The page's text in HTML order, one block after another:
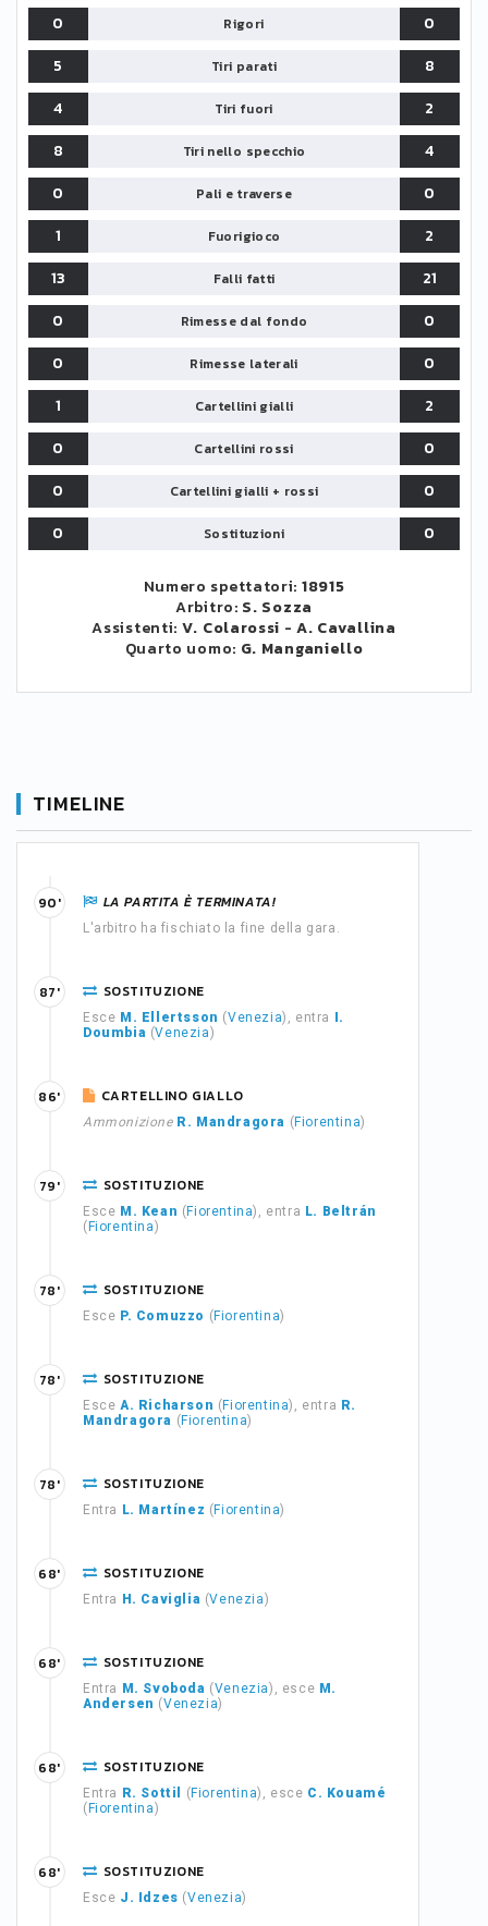
0 Rigori
0
5
Tiri parati
8
4
Tiri fuori
2
8
Tiri nello specchio
4
0
Pali e traverse
0
1
Fuorigioco
2
13
Falli fatti
21
0
Rimesse dal fondo
0
0
Rimesse laterali
0
1
Cartellini gialli
2
0
Cartellini rossi
0
0
Cartellini gialli + rossi
0
0
Sostituzioni 0
Numero spettatori: 18915
Arbitro: S. Sozza
Assistenti: V. Colarossi -A. Cavallina
Quarto uomo: G. Manganiello
TIMELINE
LA PARTITA È TERMINATA!
L'arbitro ha fischiato la fine della gara.
90'
SOSTITUZIONE
Esce M. Ellertsson (Venezia), entra
I.
Doumbia (Venezia)
87'
CARTELLINO GIALLO
Ammonizione R. Mandragora ( Fiorentina)
86'
SOSTITUZIONE
Esce M. Kean ( Fiorentina), entra L. Beltrán
( Fiorentina)
79'
SOSTITUZIONE
Esce P. Comuzzo ( Fiorentina)
78'
SOSTITUZIONE
Esce A. Richarson ( Fiorentina), entra R.
Mandragora ( Fiorentina)
78'
SOSTITUZIONE
Entra L. Martínez ( Fiorentina)
78'
SOSTITUZIONE
Entra H. Caviglia (Venezia)
68'
SOSTITUZIONE
Entra M. Svoboda (Venezia), esce M.
Andersen (Venezia)
68'
SOSTITUZIONE
Entra R. Sottil ( Fiorentina), esce C. Kouamé
( Fiorentina)
68'
SOSTITUZIONE
Esce J. Idzes (Venezia)
68'